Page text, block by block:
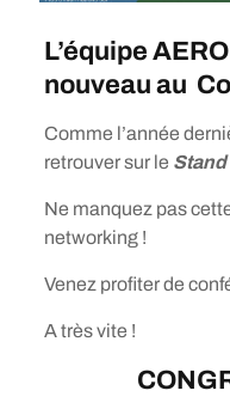
L’équipe
nouveau au
Comme l’année
retrouver sur le Stand
Ne manquez pas
networking !
Venez profiter de
A très vite !